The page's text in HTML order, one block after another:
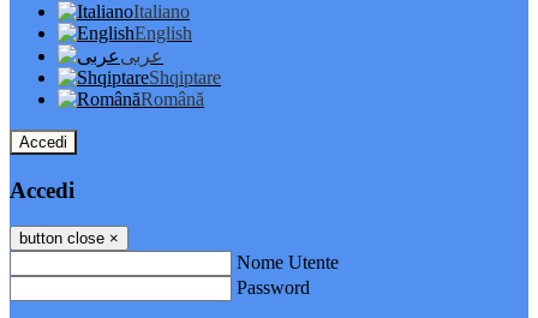
Italiano
English
عربى
Shqiptare
Română
Accedi
Accedi
button close ×
Nome Utente
Password